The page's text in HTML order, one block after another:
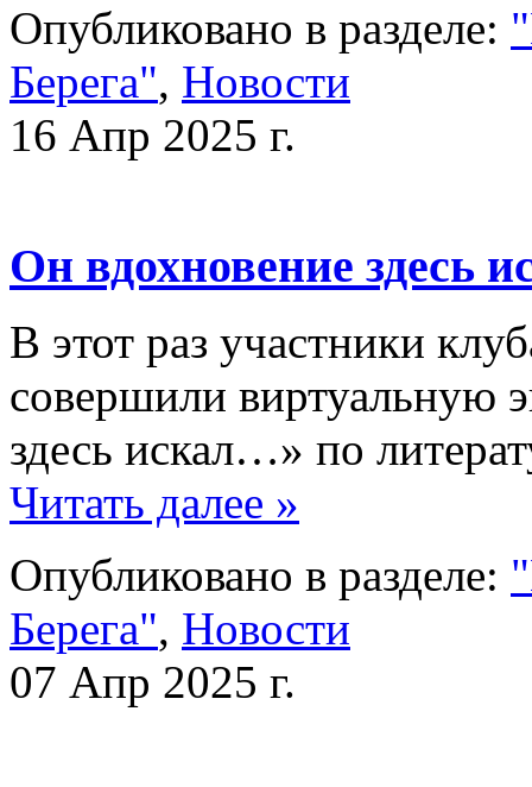
Опубликовано в разделе:
Берега", Новости
16 Апр 2025 г.
Он вдохновение здесь
В этот раз участники
совершили виртуальную
здесь искал…» по
Читать далее »
Опубликовано в разделе:
Берега", Новости
07 Апр 2025 г.